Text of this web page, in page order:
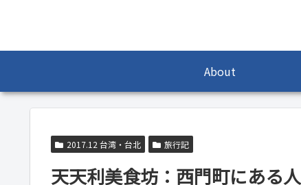
About
2017.12 台湾・台北 旅行記
天天利美食坊：西門町にある